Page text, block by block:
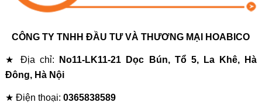
CÔNG TY TNHH ĐẦU TƯ VÀ THƯƠNG MẠI HOABICO
★ Địa chỉ:
No11-LK11-21 Dọc Bún, Tổ 5, La Khê, Hà
Đông, Hà Nội
★ Điện thoại: 0365838589